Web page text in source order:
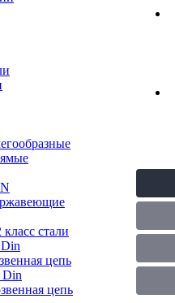
стали
цепь
Din
цепь